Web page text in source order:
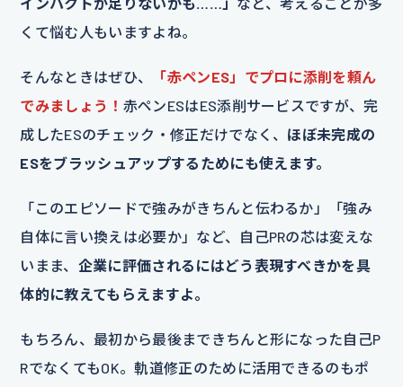
インパクトが足りないかも……」 など、考えることが多
くて悩む人もいますよね。
そんなときはぜひ、
「赤ペンES」でプロに添削を頼ん
でみましょう！ 赤ペンESはES添削サービスですが、完
成したESのチェック・修正だけでなく、 ほぼ未完成の
ESをブラッシュアップするためにも使えます。
「このエピソードで強みがきちんと伝わるか」「強み
自体に言い換えは必要か」など、自己PRの芯は変えな
いまま、 企業に評価されるにはどう表現すべきかを具
体的に教えてもらえますよ。
もちろん、最初から最後まできちんと形になった自己P
RでなくてもOK。軌道修正のために活用できるのもポ